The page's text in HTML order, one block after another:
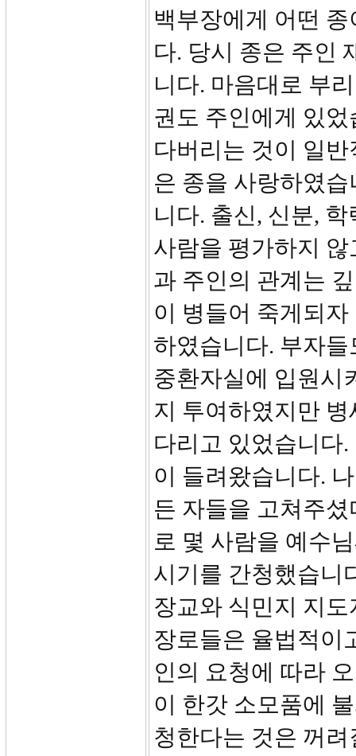
백부장에게 어떤
다. 당시 종은 주인
니다. 마음대로 부
권도 주인에게 있
다버리는 것이 일
은 종을 사랑하였
니다. 출신, 신분,
사람을 평가하지 않
과 주인의 관계는
이 병들어 죽게되
하였습니다. 부자
중환자실에 입원시
지 투여하였지만
다리고 있었습니다
이 들려왔습니다.
든 자들을 고쳐주
로 몇 사람을 예수
시기를 간청했습니
장교와 식민지 지
장로들은 율법적이
인의 요청에 따라
이 한갓 소모품에
청한다는 것은 꺼